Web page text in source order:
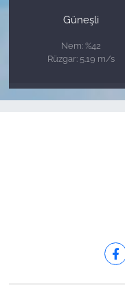
Güneşli
Nem: %42
Rüzgar: 5.19 m/s